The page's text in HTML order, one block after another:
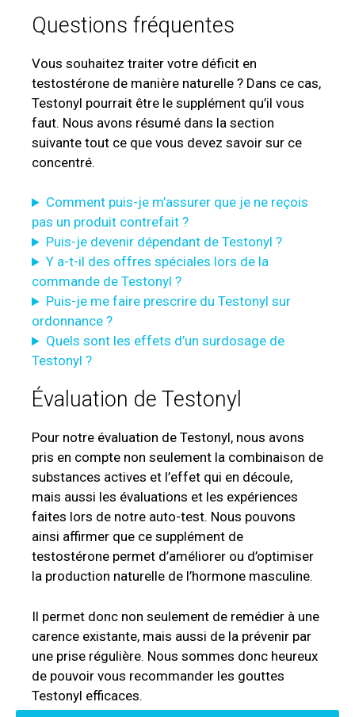
Questions fréquentes
Vous souhaitez traiter votre déficit en
testostérone de manière naturelle ? Dans ce cas,
Testonyl pourrait être le supplément qu’il vous
faut. Nous avons résumé dans la section
suivante tout ce que vous devez savoir sur ce
concentré.
Comment puis-je m’assurer que je ne reçois
pas un produit contrefait ?
Puis-je devenir dépendant de Testonyl ?
Y a-t-il des offres spéciales lors de la
commande de Testonyl ?
Puis-je me faire prescrire du Testonyl sur
ordonnance ?
Quels sont les effets d’un surdosage de
Testonyl ?
Évaluation de Testonyl
Pour notre évaluation de Testonyl, nous avons
pris en compte non seulement la combinaison de
substances actives et l’effet qui en découle,
mais aussi les évaluations et les expériences
faites lors de notre auto-test. Nous pouvons
ainsi affirmer que ce supplément de
testostérone permet d’améliorer ou d’optimiser
la production naturelle de l’hormone masculine.
Il permet donc non seulement de remédier à une
carence existante, mais aussi de la prévenir par
une prise régulière. Nous sommes donc heureux
de pouvoir vous recommander les gouttes
Testonyl efficaces.